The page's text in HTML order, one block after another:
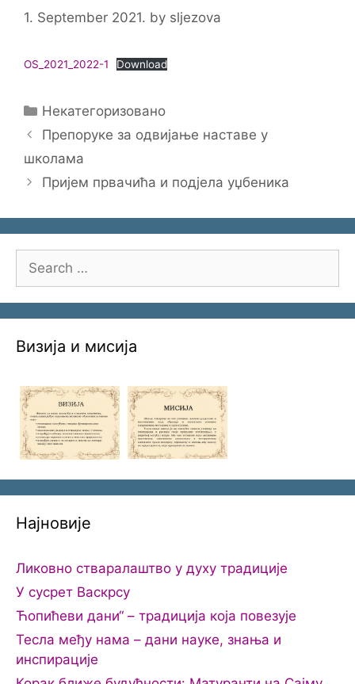
1. September 2021. by sljezova
OS_2021_2022-1 Download
Categories
Некатегоризовано
Препоруке за одвијање наставе у
школама
Пријем првачића и подјела уџбеника
for:
Визија и мисија
Најновије
Ликовно стваралаштво у духу традиције
У сусрет Васкрсу
Ћопићеви дани“ – традиција која повезује
Тесла међу нама – дани науке, знања и
инспирације